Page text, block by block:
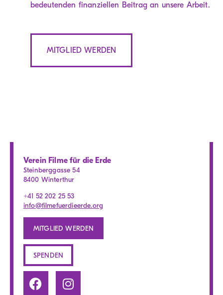
bedeutenden finanziellen Beitrag an unsere Arbeit.
MITGLIED WERDEN
Verein Filme für die Erde
Steinberggasse 54
8400 Winterthur
+41 52 202 25 53
info@filmefuerdieerde.org
MITGLIED WERDEN
SPENDEN